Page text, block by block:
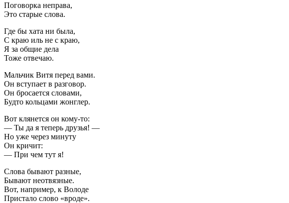
Поговорка неправа,
Это старые слова.
Где бы хата ни была,
С краю иль не с краю,
Я за общие дела
Тоже отвечаю.
Мальчик Витя перед вами.
Он вступает в разговор.
Он бросается словами,
Будто кольцами жонглер.
Вот клянется он кому-то:
— Ты да я теперь друзья! —
Но уже через минуту
Он кричит:
— При чем тут я!
Слова бывают разные,
Бывают неотвязные.
Вот, например, к Володе
Пристало слово «вроде».